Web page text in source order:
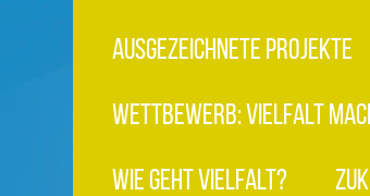
AUSGEZEICHNETE PROJEKTE
WETTBEWERB: VIELFALT
WIE GEHT VIELFALT?